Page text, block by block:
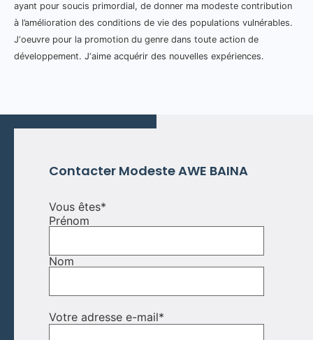
ayant pour soucis primordial, de donner ma modeste contribution
à l’amélioration des conditions de vie des populations vulnérables.
J‘oeuvre pour la promotion du genre dans toute action de
développement. J‘aime acquérir des nouvelles expériences.
Contacter Modeste AWE BAINA
Vous êtes*
Prénom
Nom
Votre adresse e-mail*